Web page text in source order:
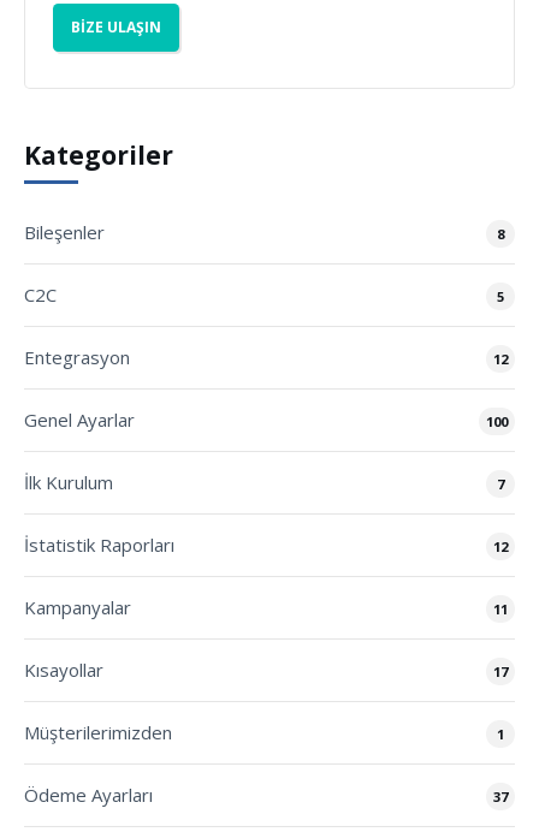
BIZE ULAŞIN
Kategoriler
Bileşenler 8
C2C 5
Entegrasyon 12
Genel Ayarlar 100
İlk Kurulum 7
İstatistik Raporları 12
Kampanyalar 11
Kısayollar 17
Müşterilerimizden 1
Ödeme Ayarları 37